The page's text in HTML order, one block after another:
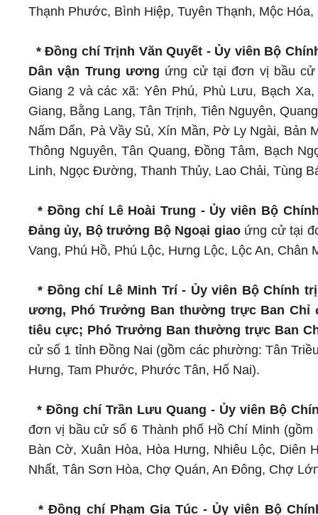
Thạnh Phước, Bình Hiệp, Tuyên Thạnh, Mộc
* Đồng chí Trịnh Văn Quyết - Ủy viên Bộ
Dân vận Trung ương ứng cử tại đơn vị bầu cử
Giang 2 và các xã: Yên Phú, Phù Lưu, Bạch
Giang, Bằng Lang, Tân Trịnh, Tiên Nguyên,
Nấm Dẩn, Pà Vầy Sủ, Xín Mần, Pờ Ly Ngài, Bản
Thông Nguyên, Tân Quang, Đồng Tâm, Bạch
Linh, Ngọc Đường, Thanh Thủy, Lao Chải, Tùng
* Đồng chí Lê Hoài Trung - Ủy viên Bộ
Đảng ủy, Bộ trưởng Bộ Ngoại giaoứng cử tại
Vang, Phú Hồ, Phú Lộc, Hưng Lộc, Lộc An, Chân
* Đồng chí Lê Minh Trí - Ủy viên Bộ Chính
ương, Phó Trưởng Ban thường trực Ban Chỉ
tiêu cực; Phó Trưởng Ban thường trực Ban
cử số 1 tỉnh Đồng Nai (gồm các phường: Tân
Hưng, Tam Phước, Phước Tân, Hố Nai).
* Đồng chí Trần Lưu Quang - Ủy viên Bộ
đơn vị bầu cử số 6 Thành phố Hồ Chí Minh
Bàn Cờ, Xuân Hòa, Hòa Hưng, Nhiêu Lộc, Diên
Nhất, Tân Sơn Hòa, Chợ Quán, An Đông, Chợ
* Đồng chí Phạm Gia Túc - Ủy viên Bộ